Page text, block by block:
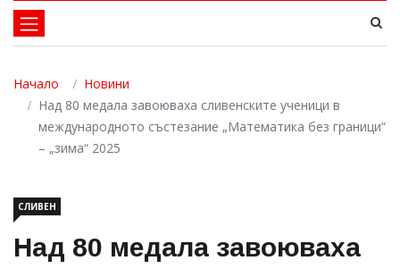
Начало
Новини
Над 80 медала завоюваха сливенските ученици в
международното състезание „Математика без граници“
– „зима“ 2025
СЛИВЕН
Над 80 медала завоюваха